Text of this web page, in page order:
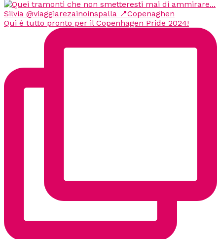
Qui è tutto pronto per il Copenhagen Pride 2024!